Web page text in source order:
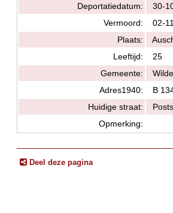
Deportatiedatum:
30-
Vermoord:
02-
Plaats:
Leeftijd:
25
Gemeente:
Adres1940:
B
Huidige straat:
Opmerking:
Deel deze pagina